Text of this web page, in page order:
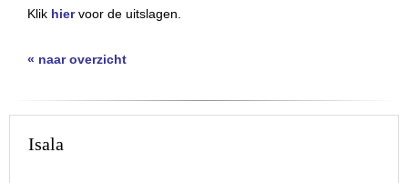
Klik hiervoor de uitslagen.
« naar overzicht
Isala